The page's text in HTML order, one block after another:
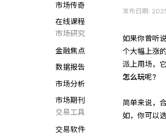
市场传奇
在线课程
市场研究
金融焦点
数据报告
市场分析
市场期刊
交易工具
交易软件
发布日期:
如果你曾听
个大幅上涨
派上用场，
怎么玩呢?
简单来说，
如，你可以